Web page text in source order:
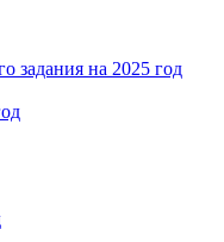
задания на 2025 год